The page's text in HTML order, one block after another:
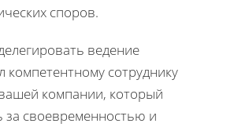
споров.
ведение
компетентному сотруднику
компании, который
за своевременностью и